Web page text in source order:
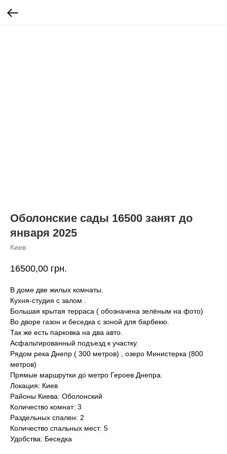
Оболонские сады 16500 занят до
января 2025
Киев
16500,00 грн.
В доме две жилых комнаты.
Кухня-студия с залом .
Большая крытая терраса ( обозначена зелёным на фото)
Во дворе газон и беседка с зоной для барбекю.
Так же есть парковка на два авто.
Асфальтированный подъезд к участку.
Рядом река Днепр ( 300 метров) , озеро Министерка (800
метров)
Прямые маршрутки до метро Героев Днепра.
Локация: Киев
Районы Киева: Оболонский
Количество комнат: 3
Раздельных спален: 2
Количество спальных мест: 5
Удобства: Беседка